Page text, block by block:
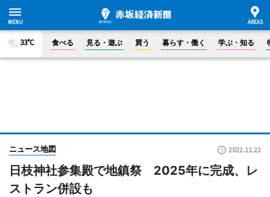
33°C 食べる 見る・遊ぶ 買う 暮らす・働く 学ぶ・知る
ニュース地図 2022.11.22
日枝神社参集殿で地鎮祭 2025年に完成、レ
ストラン併設も